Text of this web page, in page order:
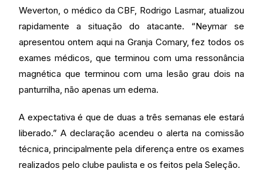
Weverton, o médico da CBF, Rodrigo Lasmar, atualizou
rapidamente a situação do atacante. “Neymar se
apresentou ontem aqui na Granja Comary, fez todos os
exames médicos, que terminou com uma ressonância
magnética que terminou com uma lesão grau dois na
panturrilha, não apenas um edema.
A expectativa é que de duas a três semanas ele estará
liberado.” A declaração acendeu o alerta na comissão
técnica, principalmente pela diferença entre os exames
realizados pelo clube paulista e os feitos pela Seleção.